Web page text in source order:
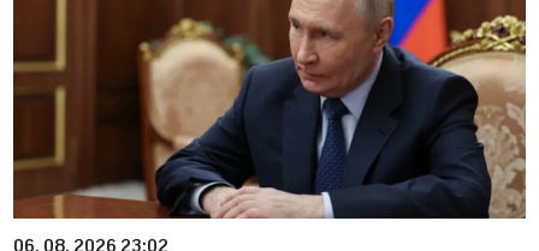
06. 08. 2026 23:02